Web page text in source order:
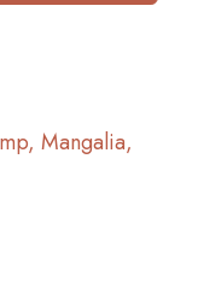
,Mangalia,